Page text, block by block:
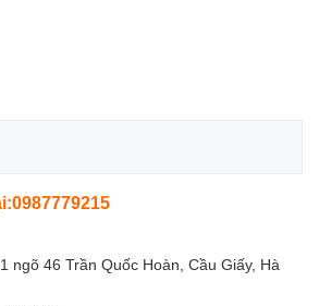
ngõ 46 Trần Quốc Hoàn, Cầu Giấy, Hà